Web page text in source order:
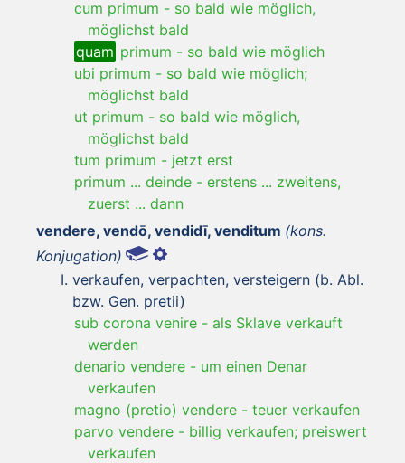
cum primum - so bald wie möglich,
möglichst bald
quam primum - so bald wie möglich
ubi primum - so bald wie möglich;
möglichst bald
ut primum - so bald wie möglich,
möglichst bald
tum primum - jetzt erst
primum ... deinde - erstens ... zweitens,
zuerst ... dann
vendere, vendō, vendidī, venditum (kons.
Konjugation)
verkaufen, verpachten, versteigern (b. Abl.
bzw. Gen. pretii)
sub corona venire - als Sklave verkauft
werden
denario vendere - um einen Denar
verkaufen
magno (pretio) vendere - teuer verkaufen
parvo vendere - billig verkaufen; preiswert
verkaufen